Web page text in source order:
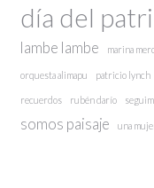
día del
lambe lambe marina
orquesta alimapu patricio lynch
recuerdos rubén darío
somos paisaje una